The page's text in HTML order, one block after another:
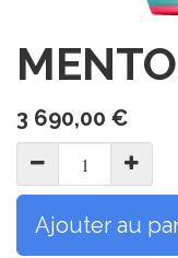
3 690,00 €
Ajouter au